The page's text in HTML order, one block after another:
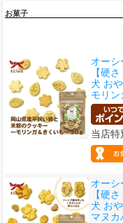
お菓子
オーシ
【硬
犬 お
モリン
当店特
オーシ
【硬
犬 お
マヌカ